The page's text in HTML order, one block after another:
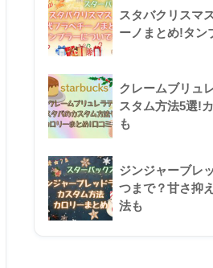
スタバクリスマ
ーノまとめ!タン
クレームブリュ
スタム方法5選!
も
ジンジャーブレ
つまで？甘さ抑
法も